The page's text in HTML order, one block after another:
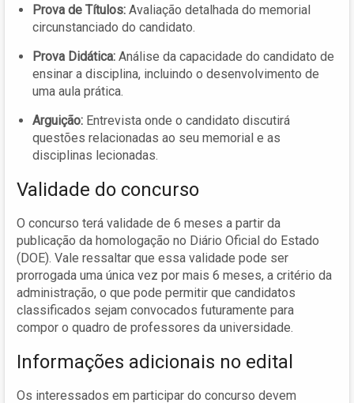
Prova de Títulos: Avaliação detalhada do memorial
circunstanciado do candidato.
Prova Didática: Análise da capacidade do candidato de
ensinar a disciplina, incluindo o desenvolvimento de
uma aula prática.
Arguição: Entrevista onde o candidato discutirá
questões relacionadas ao seu memorial e as
disciplinas lecionadas.
Validade do concurso
O concurso terá validade de 6 meses a partir da
publicação da homologação no Diário Oficial do Estado
(DOE). Vale ressaltar que essa validade pode ser
prorrogada uma única vez por mais 6 meses, a critério da
administração, o que pode permitir que candidatos
classificados sejam convocados futuramente para
compor o quadro de professores da universidade.
Informações adicionais no edital
Os interessados em participar do concurso devem